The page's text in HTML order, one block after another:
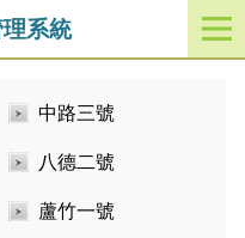
系統
開
啟
中路三號
八德二號
蘆竹一號